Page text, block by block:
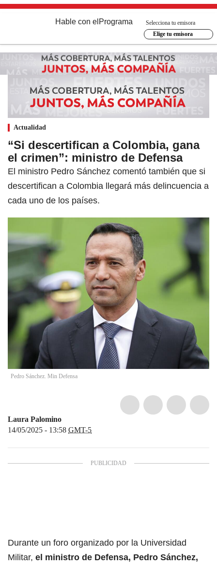
Hable con el Programa
Selecciona tu emisora
Elige tu emisora
Actualidad
“Si descertifican a Colombia, gana
el crimen”: ministro de Defensa
El ministro Pedro Sánchez comentó también que si
descertifican a Colombia llegará más delincuencia a
cada uno de los países.
Pedro Sánchez. Min Defensa
Laura Palomino
14/05/2025 - 13:58 GMT-5
Durante un foro organizado por la Universidad
Militar, el ministro de Defensa, Pedro Sánchez,